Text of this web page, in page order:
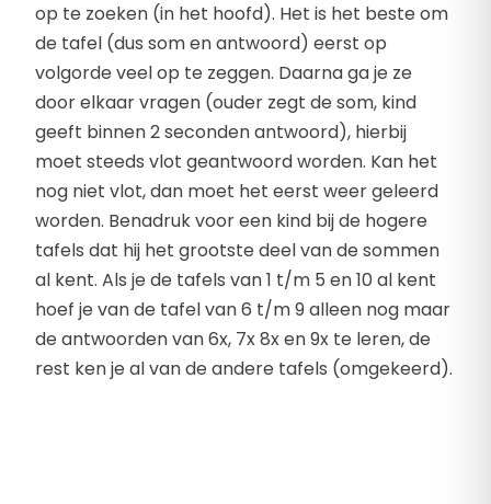
op te zoeken (in het hoofd). Het is het beste om
de tafel (dus som en antwoord) eerst op
volgorde veel op te zeggen. Daarna ga je ze
door elkaar vragen (ouder zegt de som, kind
geeft binnen 2 seconden antwoord), hierbij
moet steeds vlot geantwoord worden. Kan het
nog niet vlot, dan moet het eerst weer geleerd
worden. Benadruk voor een kind bij de hogere
tafels dat hij het grootste deel van de sommen
al kent. Als je de tafels van 1 t/m 5 en 10 al kent
hoef je van de tafel van 6 t/m 9 alleen nog maar
de antwoorden van 6x, 7x 8x en 9x te leren, de
rest ken je al van de andere tafels (omgekeerd).